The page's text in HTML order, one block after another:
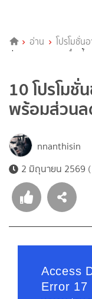
อ่าน โปรโมชั่น
ส่วนลด 2026 สดชื่นเคี้ย
10 โปรโมชั่
พร้อมส่วน
nnanthisin
2 มิถุนายน 2569